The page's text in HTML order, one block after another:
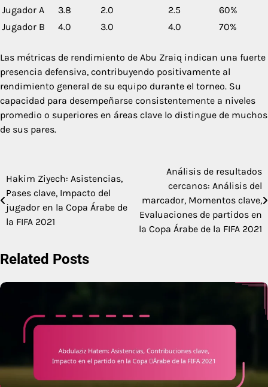
Jugador A 3.8 2.0 2.5
60%
Jugador B
4.0 3.0 4.0 70%
Las métricas de rendimiento de Abu Zraiq indican una fuerte
presencia defensiva, contribuyendo positivamente al
rendimiento general de su equipo durante el torneo. Su
capacidad para desempeñarse consistentemente a niveles
promedio o superiores en áreas clave lo distingue de muchos
de sus pares.
Post
navigation
Hakim Ziyech: Asistencias,
Pases clave, Impacto del
jugador en la Copa Árabe de
la FIFA 2021
Análisis de resultados
cercanos: Análisis del
marcador, Momentos clave,
Evaluaciones de partidos en
la Copa Árabe de la FIFA 2021
Related Posts